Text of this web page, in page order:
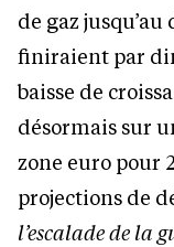
de gaz
finiraient par
baisse de
désormais sur
zone euro pour
projections de
l’escalade de la